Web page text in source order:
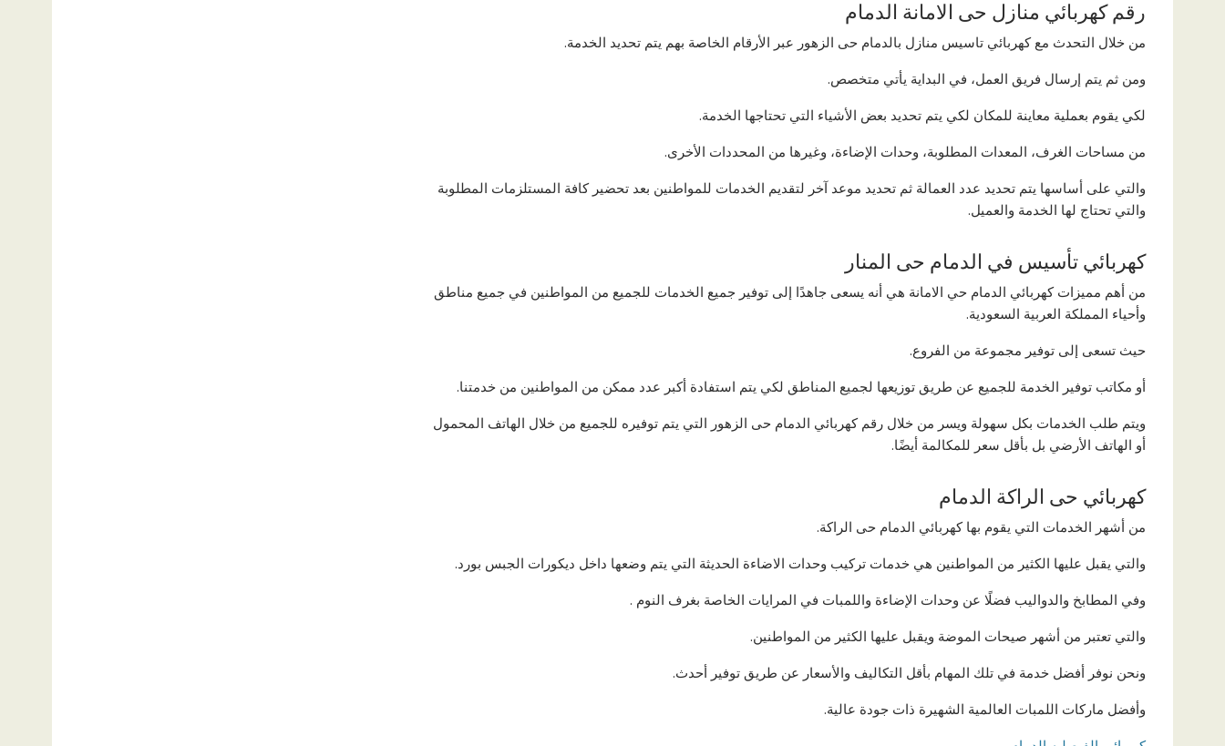
رقم كهربائي منازل حى الامانة الدمام
من خلال التحدث مع كهربائي تاسيس منازل بالدمام حى الزهور عبر الأرقام الخاصة بهم يتم تحديد الخدمة.
ومن ثم يتم إرسال فريق العمل، في البداية يأتي متخصص.
لكي يقوم بعملية معاينة للمكان لكي يتم تحديد بعض الأشياء التي تحتاجها الخدمة.
من مساحات الغرف، المعدات المطلوبة، وحدات الإضاءة، وغيرها من المحددات الأخرى.
والتي على أساسها يتم تحديد عدد العمالة ثم تحديد موعد آخر لتقديم الخدمات للمواطنين بعد تحضير كافة المستلزمات المطلوبة
والتي تحتاج لها الخدمة والعميل.
كهربائي تأسيس في الدمام حى المنار
من أهم مميزات كهربائي الدمام حي الامانة هي أنه يسعى جاهدًا إلى توفير جميع الخدمات للجميع من المواطنين في جميع مناطق
وأحياء المملكة العربية السعودية.
حيث تسعى إلى توفير مجموعة من الفروع.
أو مكاتب توفير الخدمة للجميع عن طريق توزيعها لجميع المناطق لكي يتم استفادة أكبر عدد ممكن من المواطنين من خدمتنا.
ويتم طلب الخدمات بكل سهولة ويسر من خلال رقم كهربائي الدمام حى الزهور التي يتم توفيره للجميع من خلال الهاتف المحمول
أو الهاتف الأرضي بل بأقل سعر للمكالمة أيضًا.
كهربائي حى الراكة الدمام
من أشهر الخدمات التي يقوم بها كهربائي الدمام حى الراكة.
والتي يقبل عليها الكثير من المواطنين هي خدمات تركيب وحدات الاضاءة الحديثة التي يتم وضعها داخل ديكورات الجبس بورد.
وفي المطابخ والدواليب فضلًا عن وحدات الإضاءة واللمبات في المرايات الخاصة بغرف النوم .
والتي تعتبر من أشهر صيحات الموضة ويقبل عليها الكثير من المواطنين.
ونحن نوفر أفضل خدمة في تلك المهام بأقل التكاليف والأسعار عن طريق توفير أحدث.
وأفضل ماركات اللمبات العالمية الشهيرة ذات جودة عالية.